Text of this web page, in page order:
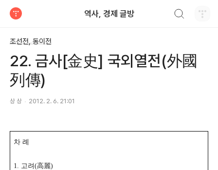
역사, 경제 글방
조선전, 동이전
22. 금사[金史] 국외열전(外國
列傳)
상 상 2012. 2. 6. 21:01
차 례
1. 고려(高麗)